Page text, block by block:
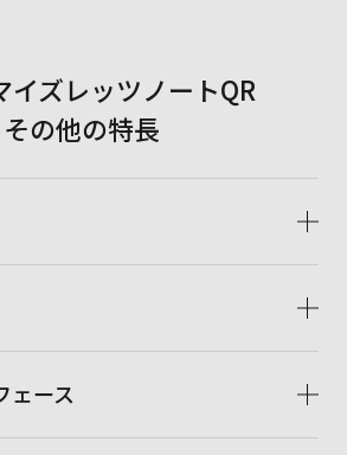
イズレッツノートQR
その他の特長
ェース